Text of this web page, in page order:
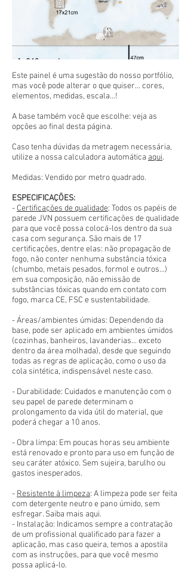
Este painel é uma sugestão do nosso portfólio,
mas você pode alterar o que quiser... cores,
elementos, medidas, escala...!
A base também você que escolhe: veja as
opções ao final desta página.
Caso tenha dúvidas da metragem necessária,
utilize a nossa calculadora automática aqui.
Medidas: Vendido por metro quadrado.
ESPECIFICAÇÕES:
- Certificações de qualidade: Todos os papéis de
parede JVN possuem certificações de qualidade
para que você possa colocá-los dentro da sua
casa com segurança. São mais de 17
certificações, dentre elas: não propagação de
fogo, não conter nenhuma substância tóxica
(chumbo, metais pesados, formol e outros...)
em sua composição, não emissão de
substâncias tóxicas quando em contato com
fogo, marca CE, FSC e sustentabilidade.
- Áreas/ambientes úmidas: Dependendo da
base, pode ser aplicado em ambientes úmidos
(cozinhas, banheiros, lavanderias... exceto
dentro da área molhada), desde que seguindo
todas as regras de aplicação, como o uso da
cola sintética, indispensável neste caso.
- Durabilidade: Cuidados e manutenção com o
seu papel de parede determinam o
prolongamento da vida útil do material, que
poderá chegar a 10 anos.
- Obra limpa: Em poucas horas seu ambiente
está renovado e pronto para uso em função de
seu caráter atóxico. Sem sujeira, barulho ou
gastos inesperados.
- Resistente à limpeza: A limpeza pode ser feita
com detergente neutro e pano úmido, sem
esfregar. Saiba mais aqui.
- Instalação: Indicamos sempre a contratação
de um profissional qualificado para fazer a
aplicação, mas caso queira, temos a apostila
com as instruções, para que você mesmo
possa aplicá-lo.